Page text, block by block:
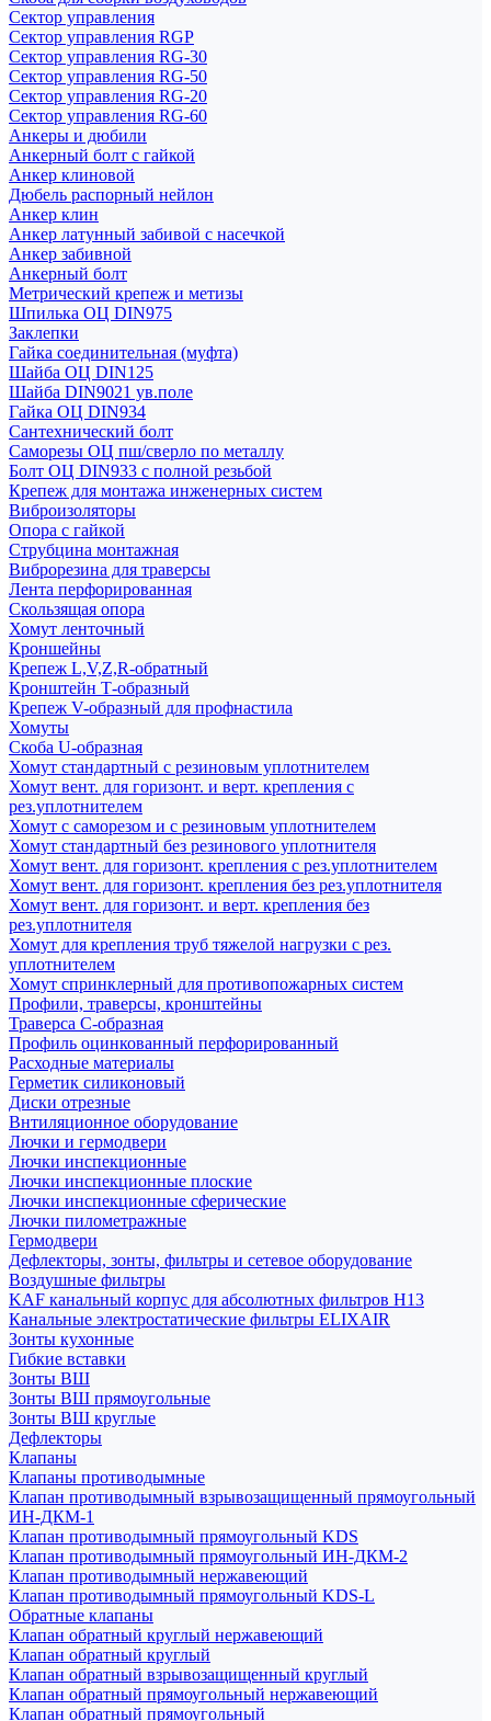
Сектор управления
Сектор управления RGP
Сектор управления RG-30
Сектор управления RG-50
Сектор управления RG-20
Сектор управления RG-60
Анкеры и дюбили
Анкерный болт с гайкой
Анкер клиновой
Дюбель распорный нейлон
Анкер клин
Анкер латунный забивой с насечкой
Анкер забивной
Анкерный болт
Метрический крепеж и метизы
Шпилька ОЦ DIN975
Заклепки
Гайка соединительная (муфта)
Шайба ОЦ DIN125
Шайба DIN9021 ув.поле
Гайка ОЦ DIN934
Сантехнический болт
Саморезы ОЦ пш/сверло по металлу
Болт ОЦ DIN933 с полной резьбой
Крепеж для монтажа инженерных систем
Виброизоляторы
Опора с гайкой
Струбцина монтажная
Виброрезина для траверсы
Лента перфорированная
Скользящая опора
Хомут ленточный
Кроншейны
Крепеж L,V,Z,R-обратный
Кронштейн Т-образный
Крепеж V-образный для профнастила
Хомуты
Скоба U-образная
Хомут стандартный с резиновым уплотнителем
Хомут вент. для горизонт. и верт. крепления с
рез.уплотнителем
Хомут с саморезом и с резиновым уплотнителем
Хомут стандартный без резинового уплотнителя
Хомут вент. для горизонт. крепления с рез.уплотнителем
Хомут вент. для горизонт. крепления без рез.уплотнителя
Хомут вент. для горизонт. и верт. крепления без
рез.уплотнителя
Хомут для крепления труб тяжелой нагрузки с рез.
уплотнителем
Хомут спринклерный для противопожарных систем
Профили, траверсы, кронштейны
Траверса С-образная
Профиль оцинкованный перфорированный
Расходные материалы
Герметик силиконовый
Диски отрезные
Внтиляционное оборудование
Лючки и гермодвери
Лючки инспекционные
Лючки инспекционные плоские
Лючки инспекционные сферические
Лючки пилометражные
Гермодвери
Дефлекторы, зонты, фильтры и сетевое оборудование
Воздушные фильтры
KAF канальный корпус для абсолютных фильтров H13
Канальные электростатические фильтры ELIXAIR
Зонты кухонные
Гибкие вставки
Зонты ВШ
Зонты ВШ прямоугольные
Зонты ВШ круглые
Дефлекторы
Клапаны
Клапаны противодымные
Клапан противодымный взрывозащищенный прямоугольный
ИН-ДКМ-1
Клапан противодымный прямоугольный KDS
Клапан противодымный прямоугольный ИН-ДКМ-2
Клапан противодымный нержавеющий
Клапан противодымный прямоугольный KDS-L
Обратные клапаны
Клапан обратный круглый нержавеющий
Клапан обратный круглый
Клапан обратный взрывозащищенный круглый
Клапан обратный прямоугольный нержавеющий
Клапан обратный прямоугольный